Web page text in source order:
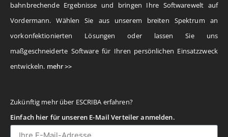
bahnbrechende Ergebnisse und bringen Ihre Softwarewelt auf
Vordermann. Wählen Sie aus unserem breiten Spektrum an
vorkonfektionierten Lösungen oder lassen Sie uns
maßgeschneiderte Software für Ihren persönlichen Einsatzzweck
entwickeln. mehr >>
Zukünftig mehr über ESCRIBA erfahren?
Einfach hier für unseren E-Mail Verteiler anmelden.